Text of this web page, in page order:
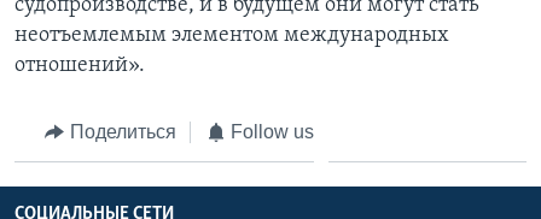
судопроизводстве, и в будущем они могут стать
неотъемлемым элементом международных
отношений».
Поделиться Follow us
СОЦИАЛЬНЫЕ СЕТИ